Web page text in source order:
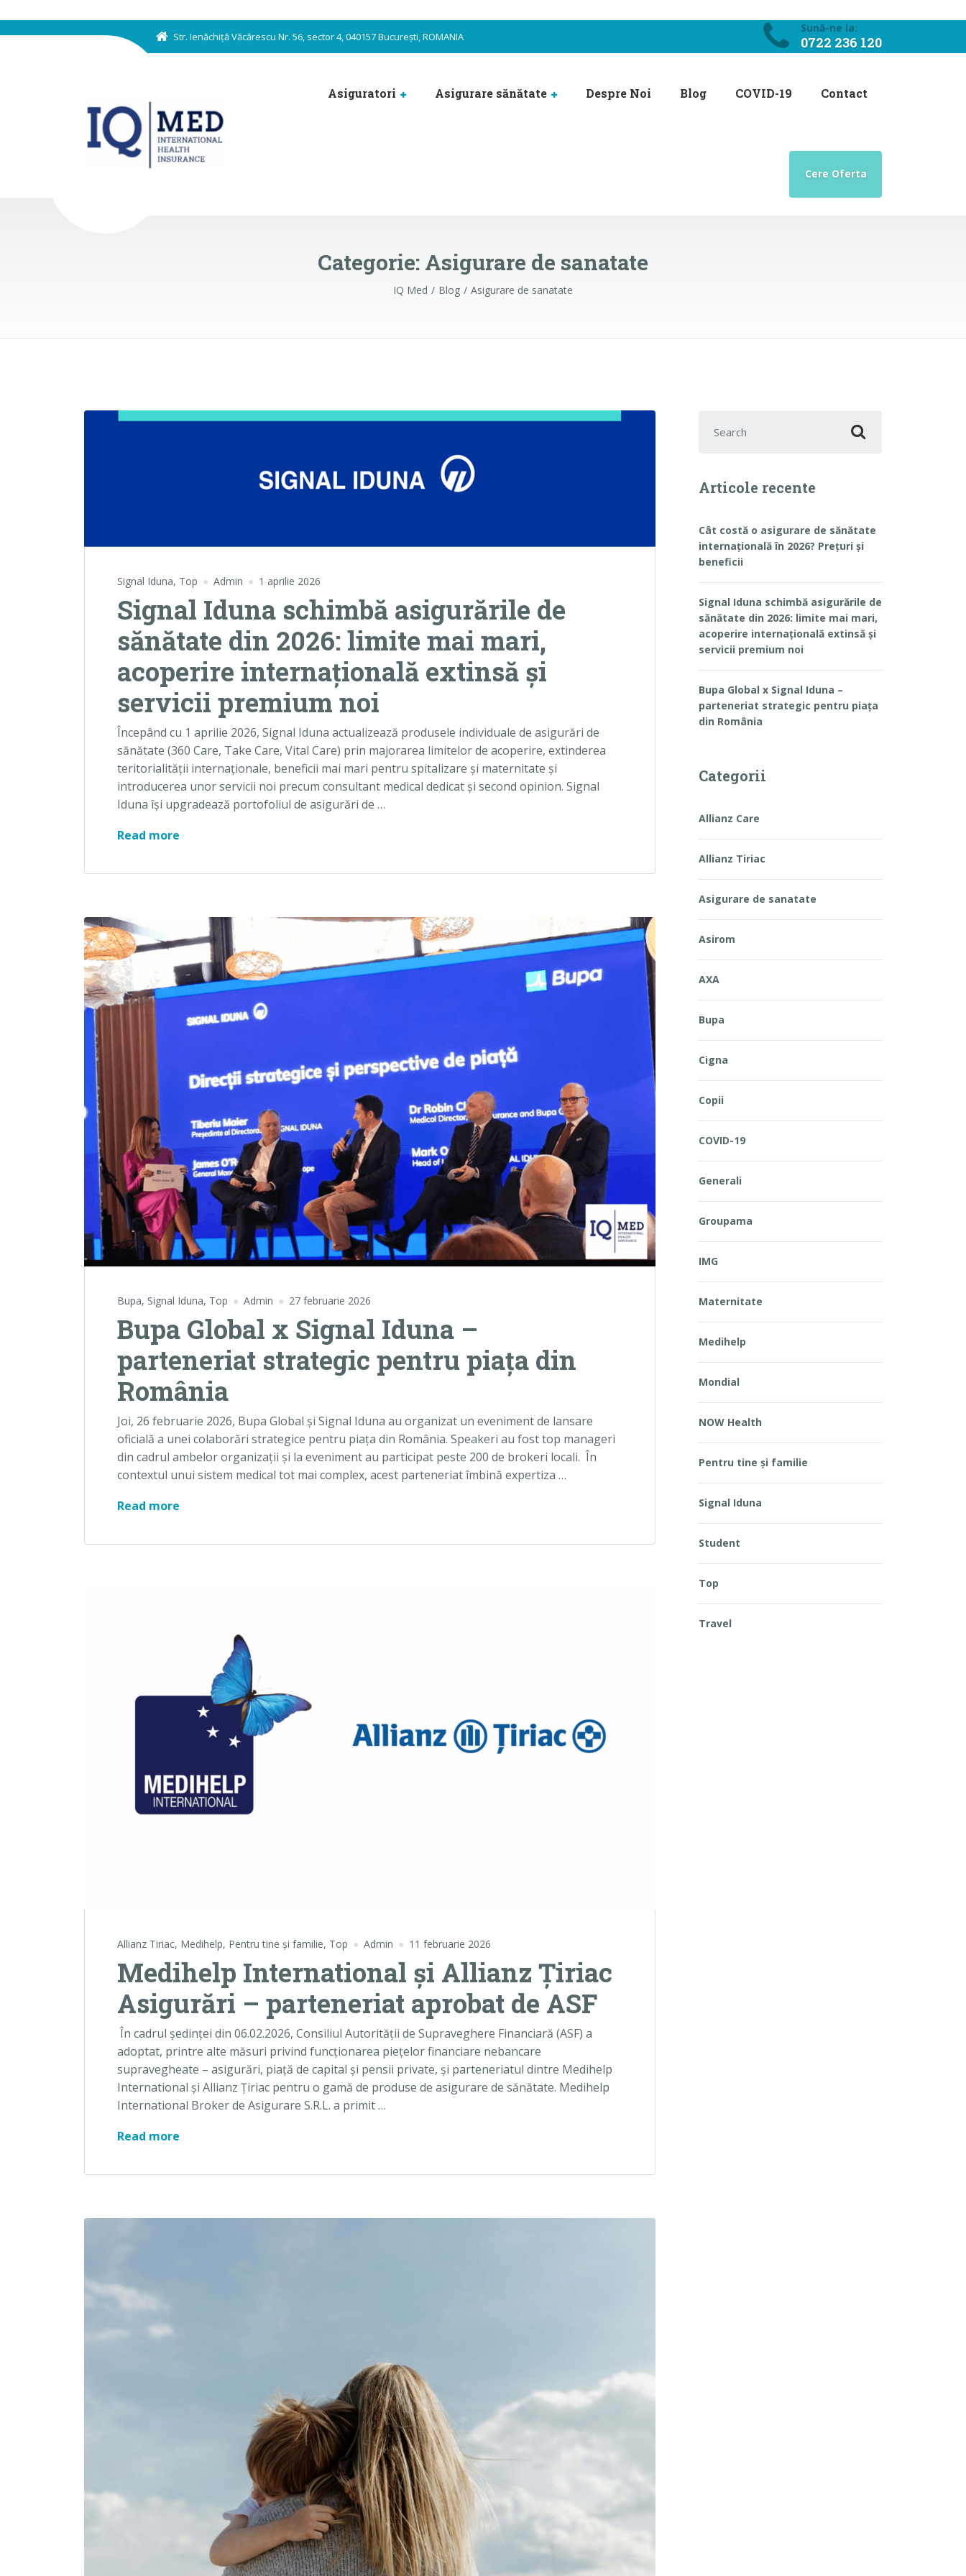
Str. Ienăchiță Văcărescu Nr. 56, sector 4, 040157 București, ROMANIA
Sună-ne la:
0722 236 120
Asiguratori Asigurare sănătate Despre Noi Blog COVID-19 Contact
Cere Oferta
Categorie: Asigurare de sanatate
IQ Med Blog Asigurare de sanatate
Signal Iduna, Top Admin 1 aprilie 2026
Signal Iduna schimbă asigurările de
sănătate din 2026: limite mai mari,
acoperire internațională extinsă și
servicii premium noi
Începând cu 1 aprilie 2026, Signal Iduna actualizează produsele individuale de asigurări de
sănătate (360 Care, Take Care, Vital Care) prin majorarea limitelor de acoperire, extinderea
teritorialității internaționale, beneficii mai mari pentru spitalizare și maternitate și
introducerea unor servicii noi precum consultant medical dedicat și second opinion. Signal
Iduna își upgradează portofoliul de asigurări de …
Read more
Bupa, Signal Iduna, Top Admin 27 februarie 2026
Bupa Global x Signal Iduna –
parteneriat strategic pentru piața din
România
Joi, 26 februarie 2026, Bupa Global și Signal Iduna au organizat un eveniment de lansare
oficială a unei colaborări strategice pentru piața din România. Speakeri au fost top manageri
din cadrul ambelor organizații și la eveniment au participat peste 200 de brokeri locali. În
contextul unui sistem medical tot mai complex, acest parteneriat îmbină expertiza …
Read more
Allianz Tiriac, Medihelp, Pentru tine și familie, Top Admin 11 februarie 2026
Medihelp International și Allianz Țiriac
Asigurări – parteneriat aprobat de ASF
În cadrul ședinţei din 06.02.2026, Consiliul Autorității de Supraveghere Financiară (ASF) a
adoptat, printre alte măsuri privind funcționarea pieţelor financiare nebancare
supravegheate – asigurări, piaţă de capital şi pensii private, și parteneriatul dintre Medihelp
International și Allianz Țiriac pentru o gamă de produse de asigurare de sănătate. Medihelp
International Broker de Asigurare S.R.L. a primit …
Read more
Articole recente
Cât costă o asigurare de sănătate
internațională în 2026? Prețuri și
beneficii
Signal Iduna schimbă asigurările de
sănătate din 2026: limite mai mari,
acoperire internațională extinsă și
servicii premium noi
Bupa Global x Signal Iduna –
parteneriat strategic pentru piața
din România
Categorii
Allianz Care
Allianz Tiriac
Asigurare de sanatate
Asirom
AXA
Bupa
Cigna
Copii
COVID-19
Generali
Groupama
IMG
Maternitate
Medihelp
Mondial
NOW Health
Pentru tine și familie
Signal Iduna
Student
Top
Travel